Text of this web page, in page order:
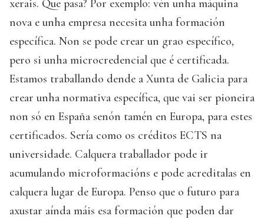
xerais. Que pasa? Por exemplo: vén unha máquina
nova e unha empresa necesita unha formación
específica. Non se pode crear un grao específico,
pero si unha microcredencial que é certificada.
Estamos traballando dende a Xunta de Galicia para
crear unha normativa específica, que vai ser pioneira
non só en España senón tamén en Europa, para estes
certificados. Sería como os créditos ECTS na
universidade. Calquera traballador pode ir
acumulando microformacións e pode acreditalas en
calquera lugar de Europa. Penso que o futuro para
axustar aínda máis esa formación que poden dar